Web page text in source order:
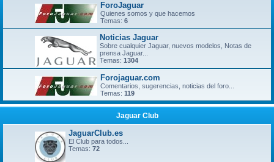
ForoJaguar
Quienes somos y que hacemos
Temas: 6
Noticias Jaguar
Sobre cualquier Jaguar, nuevos modelos, Notas de
prensa Jaguar...
Temas: 1304
Forojaguar.com
Comentarios, sugerencias, noticias del foro...
Temas: 119
Jaguar Club
JaguarClub.es
El Club para todos...
Temas: 72